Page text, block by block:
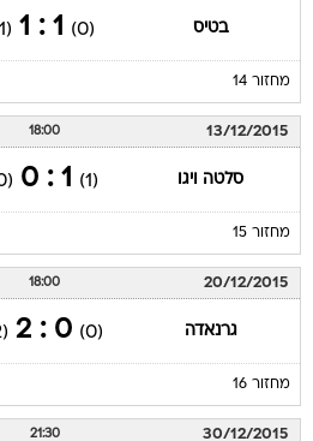
בטיס (0)
1 : 1
(1)
מחזור 14
13/12/2015
18:00
סלטה ויגו (1)
1 : 0
(0)
מחזור 15
20/12/2015
18:00
גרנאדה (0)
0 : 2
(2)
מחזור 16
30/12/2015
21:30